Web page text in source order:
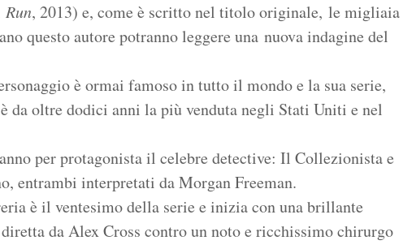
Run, 2013) e, come è scritto nel titolo originale, le migliaia
questo autore potranno leggere una nuova indagine del
è ormai famoso in tutto il mondo e la sua serie,
da oltre dodici anni la più venduta negli Stati Uniti e nel
per protagonista il celebre detective: Il Collezionista e
entrambi interpretati da Morgan Freeman.
è il ventesimo della serie e inizia con una brillante
da Alex Cross contro un noto e ricchissimo chirurgo